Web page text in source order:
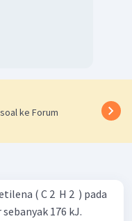
ke Forum
( C 2 ​ H 2 ​ ) pada
176 kJ.